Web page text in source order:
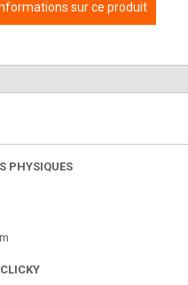
sur ce produit
PHYSIQUES